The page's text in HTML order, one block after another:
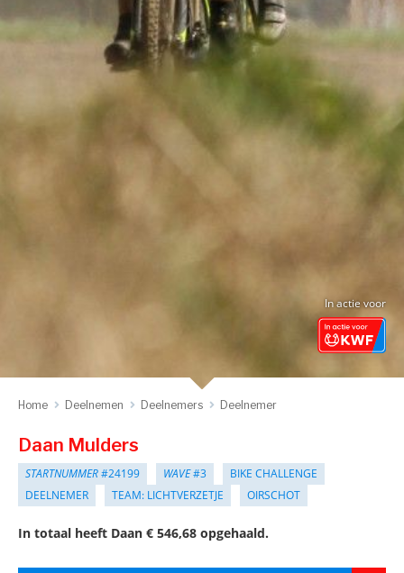
In actie voor
Home Deelnemen Deelnemers Deelnemer
Daan Mulders
STARTNUMMER#24199 WAVE#3
BIKE CHALLENGE
DEELNEMER
TEAM: LICHTVERZETJE OIRSCHOT
In totaal heeft Daan € 546,68 opgehaald.